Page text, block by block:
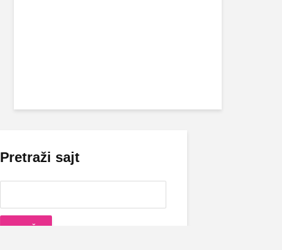
Pretraži sajt